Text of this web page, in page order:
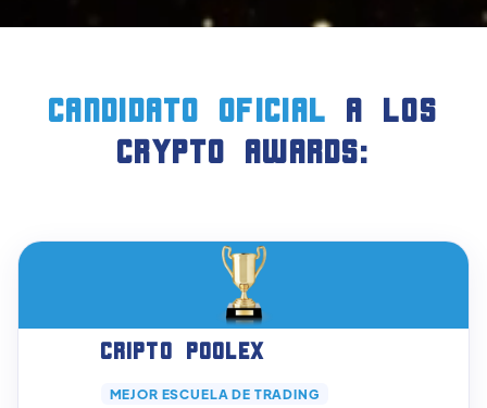
candidato oficial a LOS
crypto AWARDS:
Cripto poolex
MEJOR ESCUELA DE TRADING